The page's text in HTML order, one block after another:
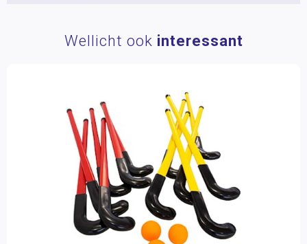
Wellicht ook interessant